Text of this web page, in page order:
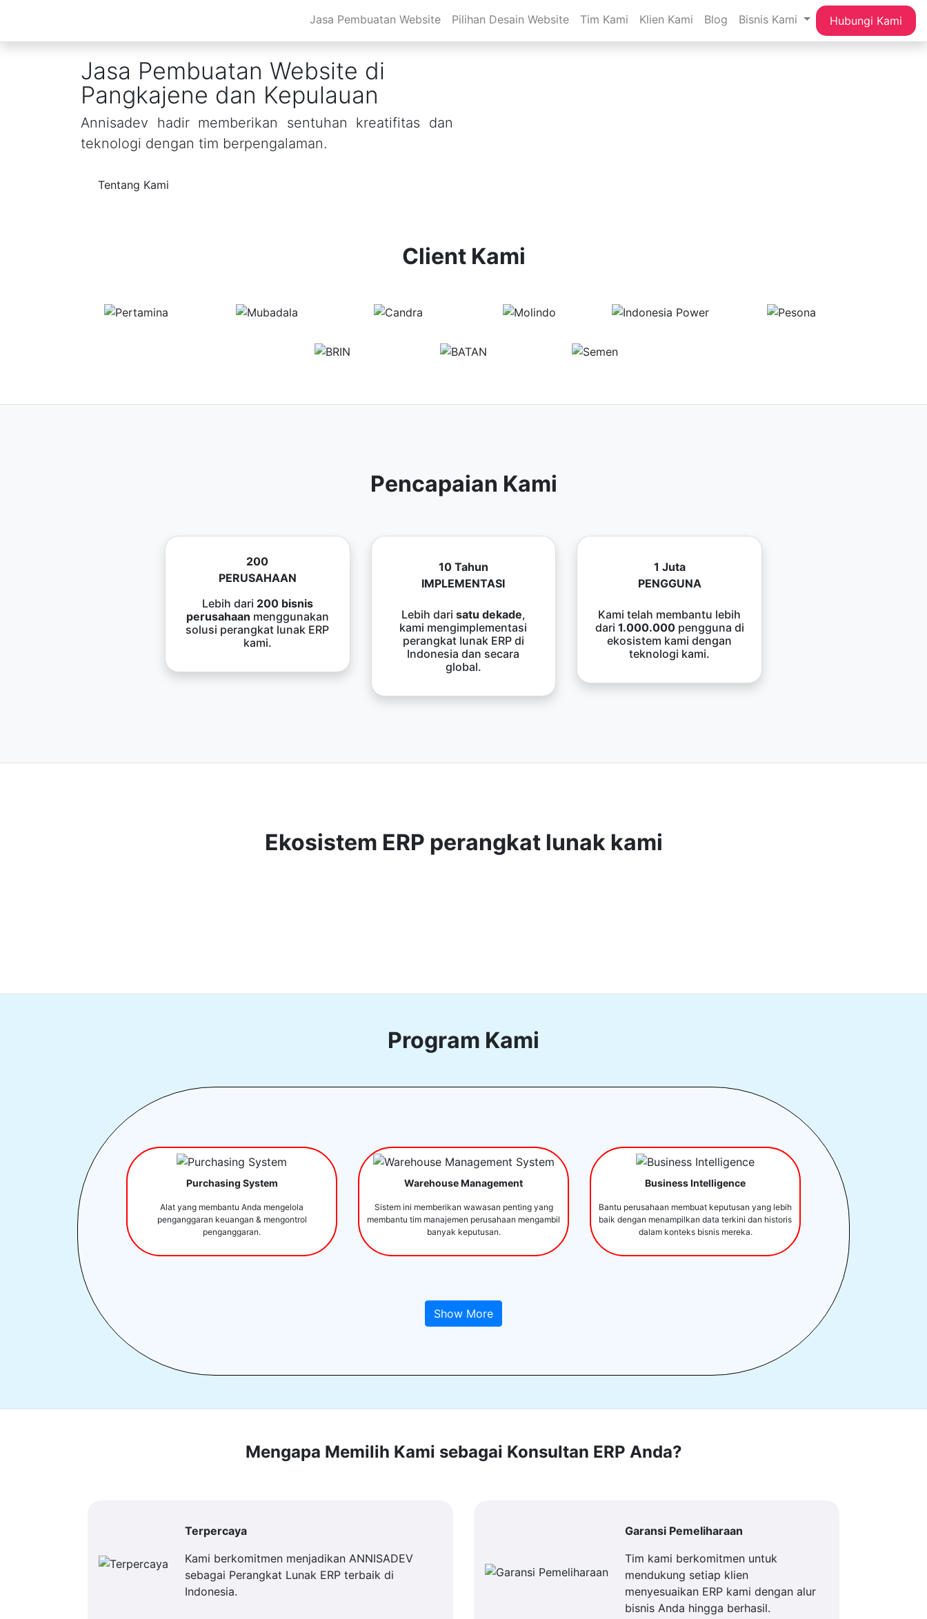
Jasa Pembuatan Website Pilihan Desain Website Tim Kami Klien Kami Blog Bisnis Kami Hubungi Kami
Jasa Pembuatan Website di
Pangkajene dan Kepulauan
Annisadev hadir memberikan sentuhan kreatifitas dan
teknologi dengan tim berpengalaman.
Tentang Kami
Client Kami
Pencapaian Kami
200
PERUSAHAAN
Lebih dari 200 bisnis
perusahaan menggunakan
solusi perangkat lunak ERP
kami.
10 Tahun
IMPLEMENTASI
Lebih dari satu dekade,
kami mengimplementasi
perangkat lunak ERP di
Indonesia dan secara
global.
1 Juta
PENGGUNA
Kami telah membantu lebih
dari 1.000.000pengguna di
ekosistem kami dengan
teknologi kami.
Ekosistem ERP perangkat lunak kami
Program Kami
Purchasing System
Alat yang membantu Anda mengelola
penganggaran keuangan & mengontrol
penganggaran.
Warehouse Management
Sistem ini memberikan wawasan penting yang
membantu tim manajemen perusahaan mengambil
banyak keputusan.
Business Intelligence
Bantu perusahaan membuat keputusan yang lebih
baik dengan menampilkan data terkini dan historis
dalam konteks bisnis mereka.
Show More
Mengapa Memilih Kami sebagai Konsultan ERP Anda?
Terpercaya
Kami berkomitmen menjadikan ANNISADEV
sebagai Perangkat Lunak ERP terbaik di
Indonesia.
Garansi Pemeliharaan
Tim kami berkomitmen untuk
mendukung setiap klien
menyesuaikan ERP kami dengan alur
bisnis Anda hingga berhasil.